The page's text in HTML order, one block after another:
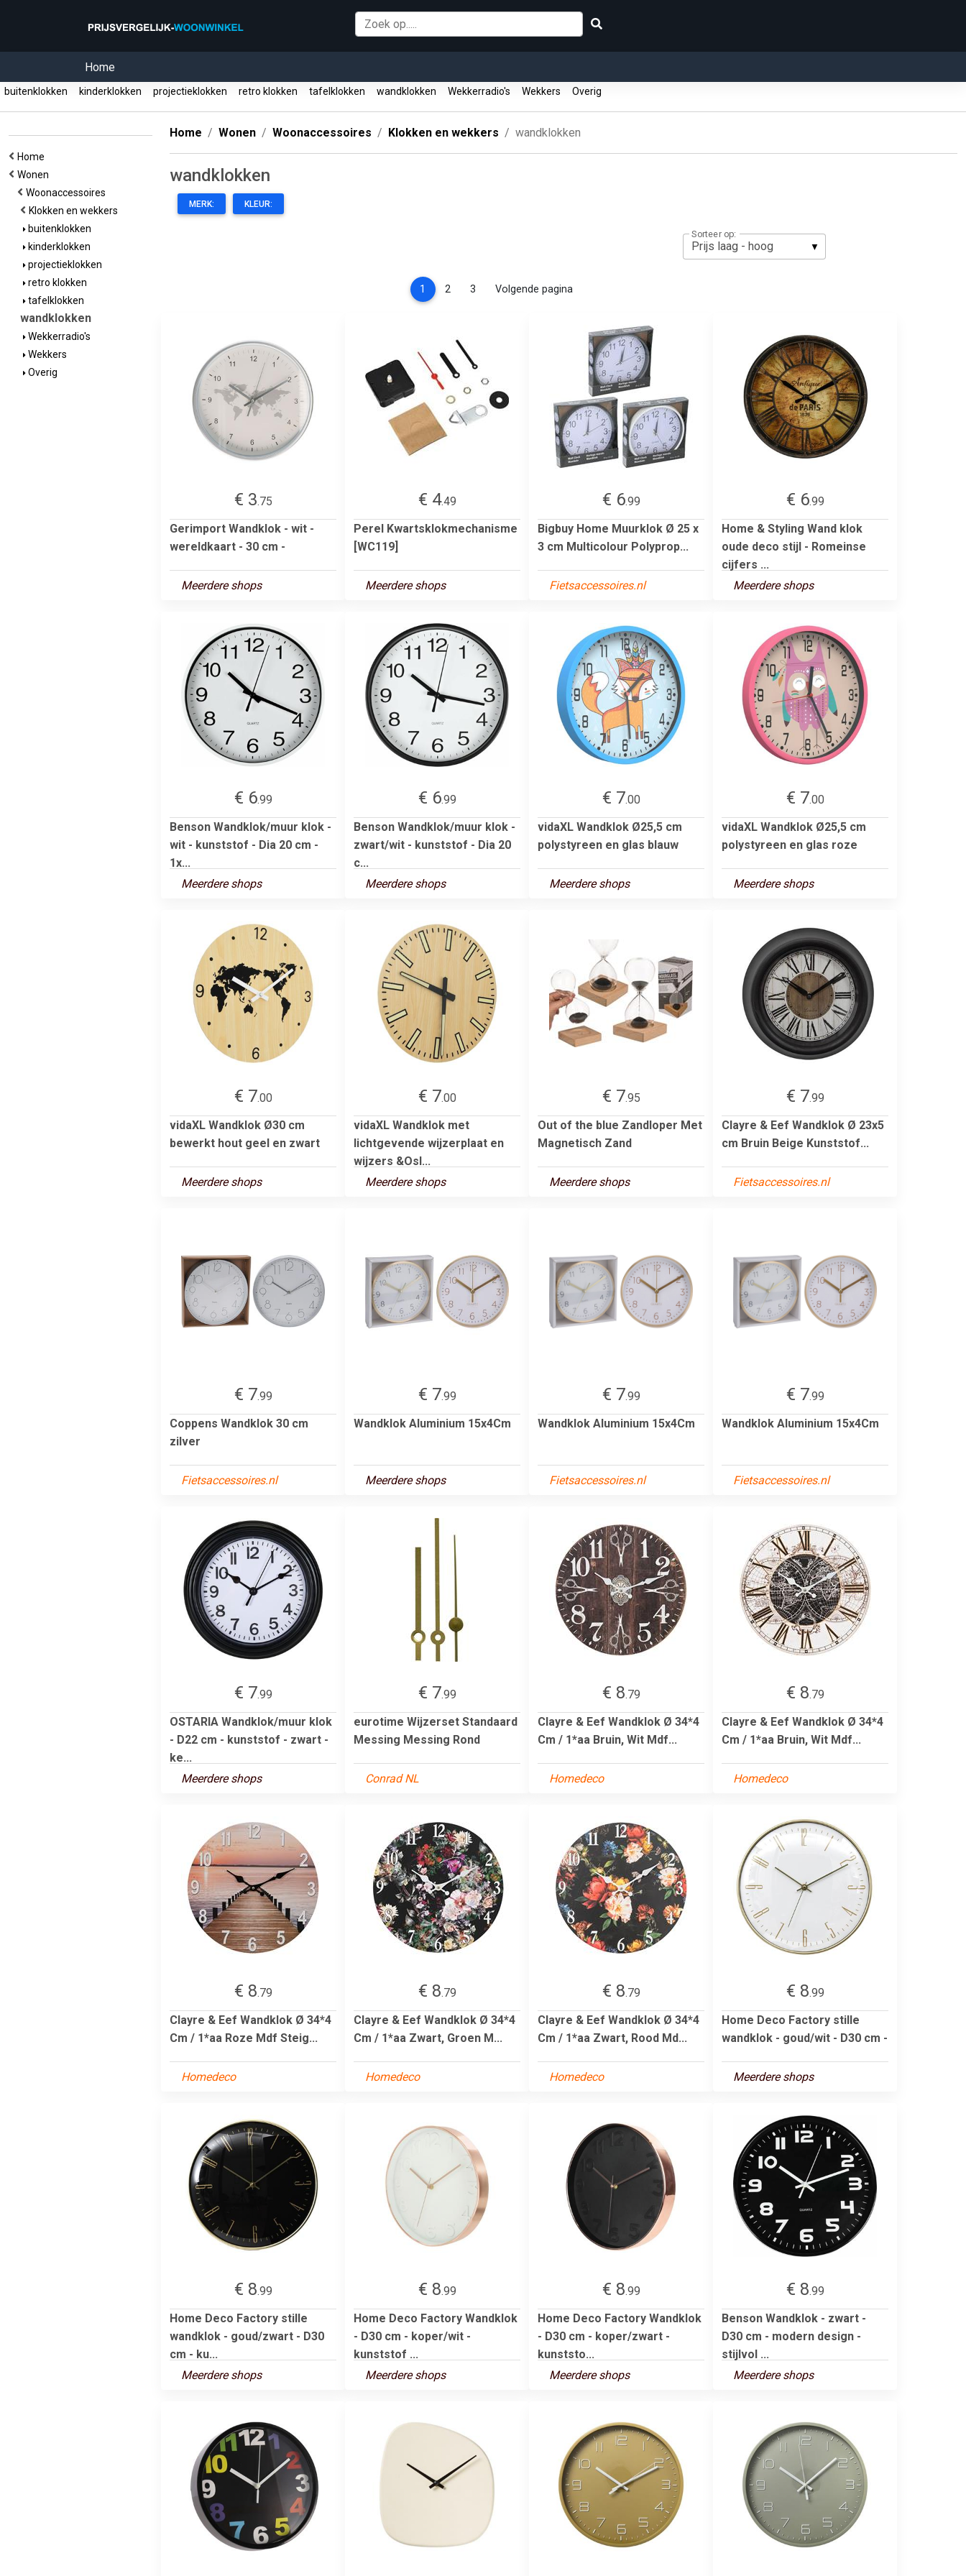
Home
buitenklokken kinderklokken projectieklokken retro klokken tafelklokken wandklokken Wekkerradio's Wekkers Overig
Home
Wonen
Woonaccessoires
Klokken en wekkers
buitenklokken
kinderklokken
projectieklokken
retro klokken
tafelklokken
wandklokken
Wekkerradio's
Wekkers
Overig
Home Wonen Woonaccessoires Klokken en wekkers wandklokken
wandklokken
MERK: KLEUR:
Sorteer op:
1 (current)
2 3 Volgende pagina
€ 3.75
Gerimport Wandklok - wit -
wereldkaart - 30 cm -
Meerdere shops
€ 4.49
Perel Kwartsklokmechanisme
[WC119]
Meerdere shops
€ 6.99
Bigbuy Home Muurklok Ø 25 x
3 cm Multicolour Polyprop...
Fietsaccessoires.nl
€ 6.99
Home & Styling Wand klok
oude deco stijl - Romeinse
cijfers ...
Meerdere shops
€ 6.99
Benson Wandklok/muur klok -
wit - kunststof - Dia 20 cm -
1x...
Meerdere shops
€ 6.99
Benson Wandklok/muur klok -
zwart/wit - kunststof - Dia 20
c...
Meerdere shops
€ 7.00
vidaXL Wandklok Ø25,5 cm
polystyreen en glas blauw
Meerdere shops
€ 7.00
vidaXL Wandklok Ø25,5 cm
polystyreen en glas roze
Meerdere shops
€ 7.00
vidaXL Wandklok Ø30 cm
bewerkt hout geel en zwart
Meerdere shops
€ 7.00
vidaXL Wandklok met
lichtgevende wijzerplaat en
wijzers &Osl...
Meerdere shops
€ 7.95
Out of the blue Zandloper Met
Magnetisch Zand
Meerdere shops
€ 7.99
Clayre & Eef Wandklok Ø 23x5
cm Bruin Beige Kunststof...
Fietsaccessoires.nl
€ 7.99
Coppens Wandklok 30 cm
zilver
Fietsaccessoires.nl
€ 7.99
Wandklok Aluminium 15x4Cm
Meerdere shops
€ 7.99
Wandklok Aluminium 15x4Cm
Fietsaccessoires.nl
€ 7.99
Wandklok Aluminium 15x4Cm
Fietsaccessoires.nl
€ 7.99
OSTARIA Wandklok/muur klok
- D22 cm - kunststof - zwart -
ke...
Meerdere shops
€ 7.99
eurotime Wijzerset Standaard
Messing Messing Rond
Conrad NL
€ 8.79
Clayre & Eef Wandklok Ø 34*4
Cm / 1*aa Bruin, Wit Mdf...
Homedeco
€ 8.79
Clayre & Eef Wandklok Ø 34*4
Cm / 1*aa Bruin, Wit Mdf...
Homedeco
€ 8.79
Clayre & Eef Wandklok Ø 34*4
Cm / 1*aa Roze Mdf Steig...
Homedeco
€ 8.79
Clayre & Eef Wandklok Ø 34*4
Cm / 1*aa Zwart, Groen M...
Homedeco
€ 8.79
Clayre & Eef Wandklok Ø 34*4
Cm / 1*aa Zwart, Rood Md...
Homedeco
€ 8.99
Home Deco Factory stille
wandklok - goud/wit - D30 cm -
Meerdere shops
€ 8.99
Home Deco Factory stille
wandklok - goud/zwart - D30
cm - ku...
Meerdere shops
€ 8.99
Home Deco Factory Wandklok
- D30 cm - koper/wit -
kunststof ...
Meerdere shops
€ 8.99
Home Deco Factory Wandklok
- D30 cm - koper/zwart -
kunststo...
Meerdere shops
€ 8.99
Benson Wandklok - zwart -
D30 cm - modern design -
stijlvol ...
Meerdere shops